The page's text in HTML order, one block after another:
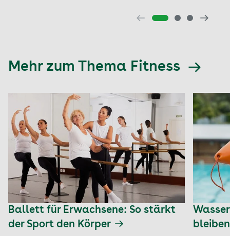
Mehr zum Thema Fitness
Ballett für Erwachsene: So stärkt
der Sport den Körper
bleiben